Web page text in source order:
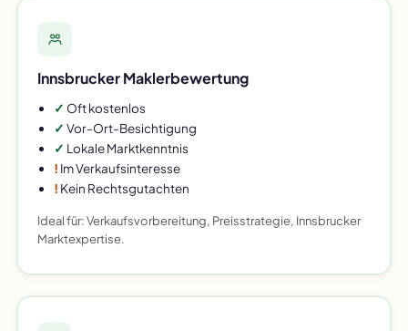
Innsbrucker Maklerbewertung
✓ Oft kostenlos
✓ Vor-Ort-Besichtigung
✓ Lokale Marktkenntnis
! Im Verkaufsinteresse
! Kein Rechtsgutachten
Ideal für: Verkaufsvorbereitung, Preisstrategie, Innsbrucker
Marktexpertise.